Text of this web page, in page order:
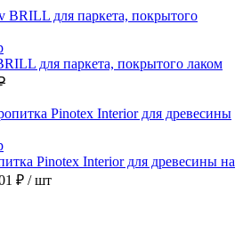
для паркета, покрытого лаком
Pinotex Interior для древесины на
₽ / шт